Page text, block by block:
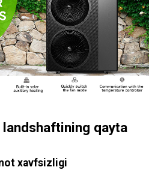
qayta
xavfsizligi